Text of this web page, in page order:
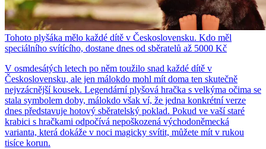
Tohoto plyšáka mělo každé dítě v Československu. Kdo měl
speciálního svítícího, dostane dnes od sběratelů až 5000 Kč
V osmdesátých letech po něm toužilo snad každé dítě v
Československu, ale jen málokdo mohl mít doma ten skutečně
nejvzácnější kousek. Legendární plyšová hračka s velkýma očima se
stala symbolem doby, málokdo však ví, že jedna konkrétní verze
dnes představuje hotový sběratelský poklad. Pokud ve vaší staré
krabici s hračkami odpočívá nepoškozená východoněmecká
varianta, která dokáže v noci magicky svítit, můžete mít v rukou
tisíce korun.